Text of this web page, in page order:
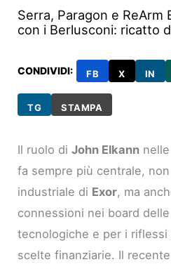
Serra, Paragon e ReArm
con i Berlusconi: ricatto
CONDIVIDI: FB X IN
TG STAMPA
Il ruolo diJohn Elkann
fa sempre più centrale,
industriale di Exor, ma
connessioni nei board
tecnologiche e per i
scelte finanziarie. Il